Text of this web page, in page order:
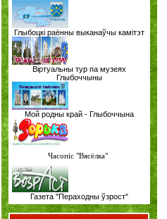
Глыбоцкі раённы выканаўчы камітэт
Віртуальны тур па музеях
Глыбоччыны
Мой родны край - Глыбоччына
Часопіс "Вясёлка"
Газета "Пераходны ўзрост"